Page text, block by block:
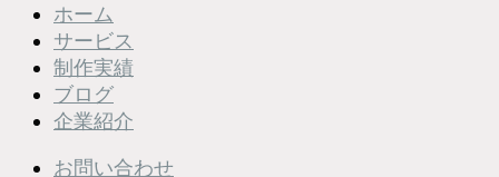
ホーム
サービス
制作実績
ブログ
企業紹介
お問い合わせ